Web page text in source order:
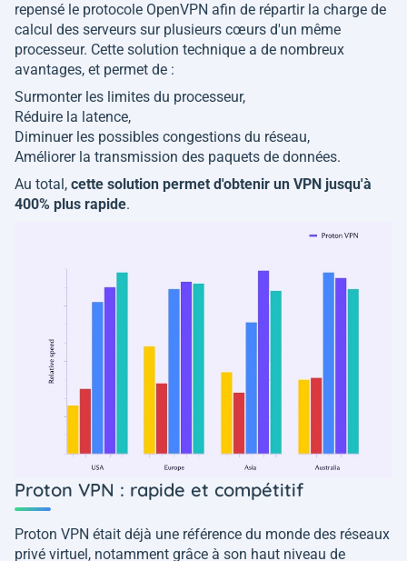
repensé le protocole OpenVPN afin de répartir la charge de
calcul des serveurs sur plusieurs cœurs d'un même
processeur. Cette solution technique a de nombreux
avantages, et permet de :
Surmonter les limites du processeur,
Réduire la latence,
Diminuer les possibles congestions du réseau,
Améliorer la transmission des paquets de données.
Au total, cette solution permet d'obtenir un VPN jusqu'à
400% plus rapide.
Proton VPN : rapide et compétitif
Proton VPN était déjà une référence du monde des réseaux
privé virtuel, notamment grâce à son haut niveau de